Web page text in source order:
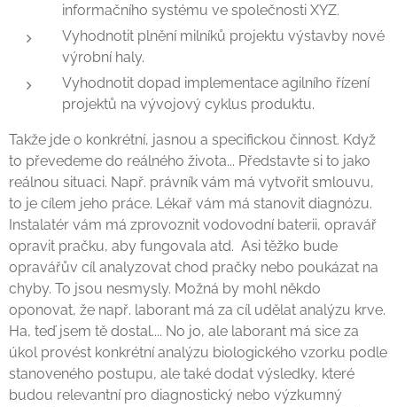
informačního systému ve společnosti XYZ.
Vyhodnotit plnění milníků projektu výstavby nové
výrobní haly.
Vyhodnotit dopad implementace agilního řízení
projektů na vývojový cyklus produktu.
Takže jde o konkrétní, jasnou a specifickou činnost. Když
to převedeme do reálného života... Představte si to jako
reálnou situaci. Např. právník vám má vytvořit smlouvu,
to je cílem jeho práce. Lékař vám má stanovit diagnózu.
Instalatér vám má zprovoznit vodovodní baterii, opravář
opravit pračku, aby fungovala atd. Asi těžko bude
opravářův cíl analyzovat chod pračky nebo poukázat na
chyby. To jsou nesmysly. Možná by mohl někdo
oponovat, že např. laborant má za cíl udělat analýzu krve.
Ha, teď jsem tě dostal.... No jo, ale laborant má sice za
úkol provést konkrétní analýzu biologického vzorku podle
stanoveného postupu, ale také dodat výsledky, které
budou relevantní pro diagnostický nebo výzkumný